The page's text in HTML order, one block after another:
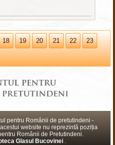
18 19 20 21 22 23
pentru Românii de pretutindeni -
acestui website nu reprezintă poziția
Românii de Pretutindeni.
Glasul Bucovinei